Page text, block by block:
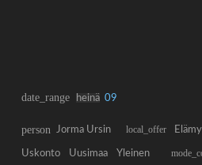
date_range heinä 09
person Jorma Ursin local_offer
Uskonto Uusimaa Yleinen